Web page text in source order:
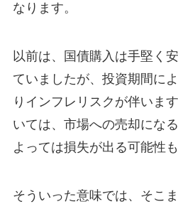
なります。
以前は、国債購入は手堅く
ていましたが、投資期間に
りインフレリスクが伴いま
いては、市場への売却にな
よっては損失が出る可能性
そういった意味では、そこ